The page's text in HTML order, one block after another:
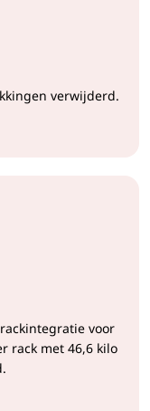
verwijderd.
voor
rack met 46,6 kilo